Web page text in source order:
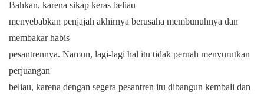
Bahkan, karena sikap keras beliau
menyebabkan penjajah akhirnya berusaha membunuhnya dan
membakar habis
pesantrennya. Namun, lagi-lagi hal itu tidak pernah menyurutkan
perjuangan
beliau, karena dengan segera pesantren itu dibangun kembali dan